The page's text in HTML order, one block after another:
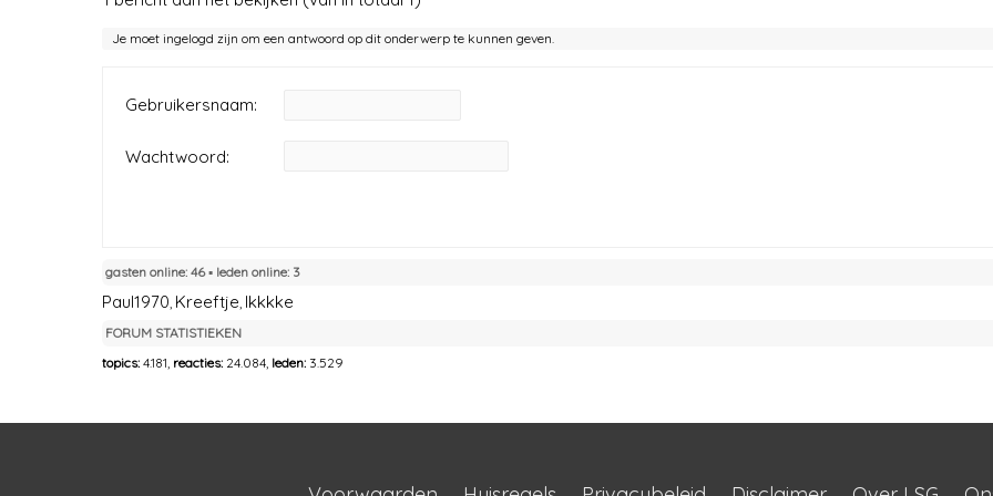
Je moet ingelogd zijn om een antwoord op dit onderwerp te kunnen geven.
Gebruikersnaam:
Wachtwoord:
gasten online: 46 ▪︎ leden online: 3
Paul1970, Kreeftje, Ikkkke
FORUM STATISTIEKEN
topics: 4.181, reacties: 24.084, leden: 3.529